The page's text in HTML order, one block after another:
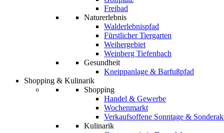
Freibad
Naturerlebnis
Walderlebnispfad
Fürstlicher Tiergarten
Weihergebiet
Weinberg Tiefenbach
Gesundheit
Kneippanlage & Barfußpfad
Shopping & Kulinarik
Shopping
Handel & Gewerbe
Wochenmarkt
Verkaufsoffene Sonntage &
Kulinarik